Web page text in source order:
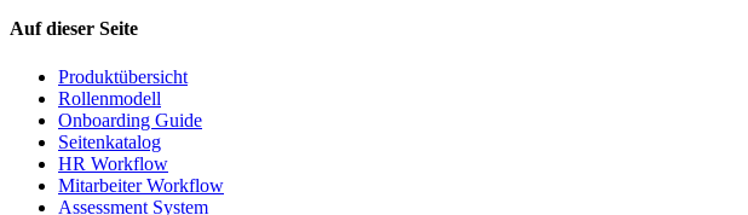
Auf dieser Seite
Produktübersicht
Rollenmodell
Onboarding Guide
Seitenkatalog
HR Workflow
Mitarbeiter Workflow
Assessment System